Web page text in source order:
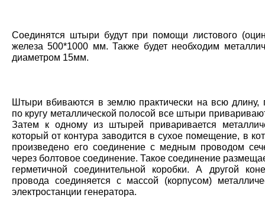
Соединятся штыри будут при помощи листового
железа 500*1000 мм. Также будет необходим
диаметром 15мм.
Штыри вбиваются в землю практически на всю длину,
по кругу металлической полосой все штыри
Затем к одному из штырей приваривается
который от контура заводится в сухое помещение, в
произведено его соединение с медным проводом
через болтовое соединение. Такое соединение
герметичной соединительной коробки. А другой
провода соединяется с массой (корпусом)
электростанции генератора.